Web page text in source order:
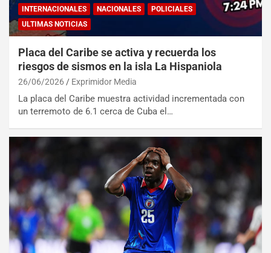
INTERNACIONALES NACIONALES
POLICIALES
ULTIMAS NOTICIAS
Placa del Caribe se activa y recuerda los
riesgos de sismos en la isla La Hispaniola
26/06/2026 Exprimidor Media
La placa del Caribe muestra actividad incrementada con
un terremoto de 6.1 cerca de Cuba el…